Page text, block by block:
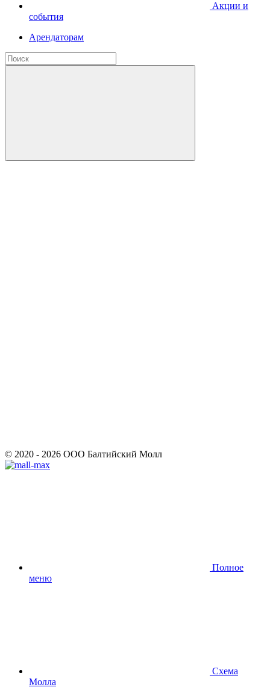
Акции и
события
Арендаторам
© 2020 - 2026 ООО Балтийский Молл
Полное
меню
Схема
Молла